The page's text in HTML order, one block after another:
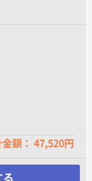
金額： 47,520円
る